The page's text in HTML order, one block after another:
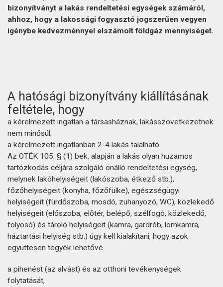
bizonyítványt a lakás rendeltetési egységek számáról,
ahhoz, hogy a lakossági fogyasztó jogszerűen vegyen
igénybe kedvezménnyel elszámolt földgáz mennyiséget.
A hatósági bizonyítvány kiállításának
feltétele, hogy
a kérelmezett ingatlan a társasháznak, lakásszövetkezetnek
nem minősül;
a kérelmezett ingatlanban 2-4 lakás található.
Az OTÉK 105. § (1) bek. alapján a lakás olyan huzamos
tartózkodás céljára szolgáló önálló rendeltetési egység,
melynek lakóhelyiségeit (lakószoba, étkező stb.),
főzőhelyiségeit (konyha, főzőfülke), egészségügyi
helyiségeit (fürdőszoba, mosdó, zuhanyozó, WC), közlekedő
helyiségeit (előszoba, előtér, belépő, szélfogó, közlekedő,
folyosó) és tároló helyiségeit (kamra, gardrób, lomkamra,
háztartási helyiség stb.) úgy kell kialakítani, hogy azok
együttesen tegyék lehetővé
a pihenést (az alvást) és az otthoni tevékenységek
folytatását,